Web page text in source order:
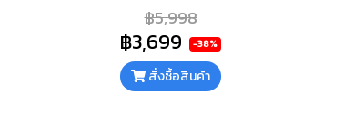
กว้างถึง 39.5 เซนติเมตร วัสดุเหล็กหล่อ
เคลือบ Non-Stick หัวเตาแบบดาว
กระจาย
฿5,998
฿3,699 -38%
สั่งซื้อสินค้า